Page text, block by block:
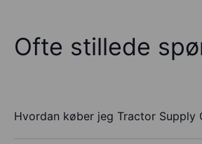
Ofte stillede
Hvordan køber jeg Tractor Supply